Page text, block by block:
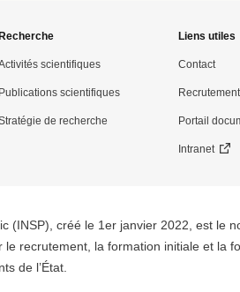
Recherche
scientifiques
Publications scientifiques
de recherche
Liens utiles
Contact
Recrutement
Portail
Intranet
(INSP), créé le 1er janvier 2022, est le
recrutement, la formation initiale et la
de l’État.